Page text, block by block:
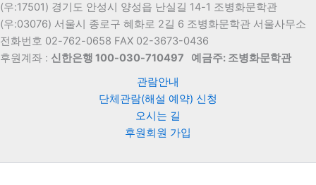
(우:17501) 경기도 안성시 양성읍 난실길 14-1 조병화문학관
(우:03076) 서울시 종로구 혜화로 2길 6 조병화문학관 서울사무소
전화번호 02-762-0658 FAX 02-3673-0436
후원계좌 : 신한은행 100-030-710497
예금주: 조병화문학관
관람안내
단체관람(해설 예약) 신청
오시는 길
후원회원 가입